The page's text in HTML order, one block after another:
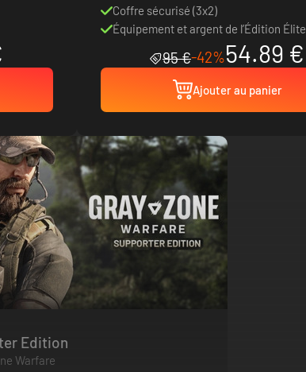
Coffre sécurisé (3x2)
Équipement et argent de l’Édition Élite
95 €-42%54.89 €
Ajouter au panier
Edition
Warfare